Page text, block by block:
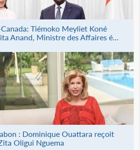
Tiémoko Meyliet Koné
Anand, Ministre des Affaires é...
: Dominique Ouattara reçoit
Oligui Nguema